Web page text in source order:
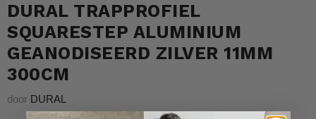
DURAL TRAPPROFIEL
SQUARESTEP ALUMINIUM
GEANODISEERD ZILVER 11MM
300CM
door DURAL